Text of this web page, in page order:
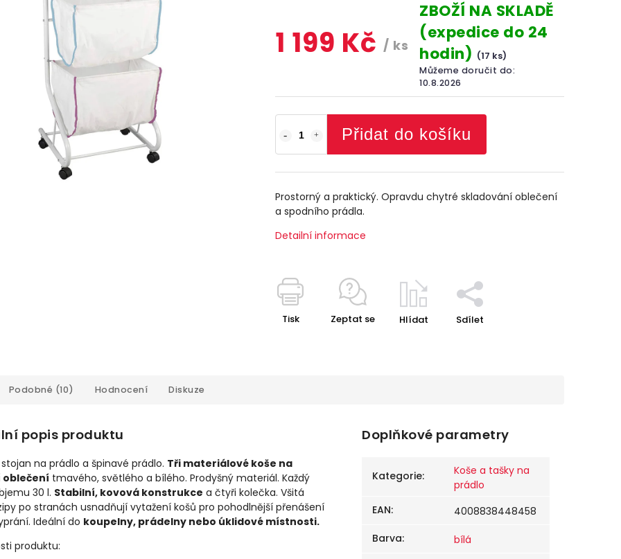
1 199 Kč / ks
ZBOŽÍ NA SKLADĚ
(expedice do 24
hodin) (17 ks)
Můžeme doručit do:
10.8.2026
Přidat do košíku
Prostorný a praktický. Opravdu chytré skladování oblečení
a spodního prádla.
Detailní informace
Tisk Zeptat se Hlídat Sdílet
Podobné (10) Hodnocení Diskuze
popis produktu
na prádlo a špinavé prádlo. Tři materiálové koše na
tmavého, světlého a bílého. Prodyšný materiál. Každý
30 l. Stabilní, kovová konstrukce a čtyři kolečka. Všitá
po stranách usnadňují vytažení košů pro pohodlnější přenášení
Ideální do koupelny, prádelny nebo úklidové místnosti.
produktu:
Doplňkové parametry
Kategorie:
Koše a tašky na
prádlo
EAN:
4008838448458
Barva:
bílá